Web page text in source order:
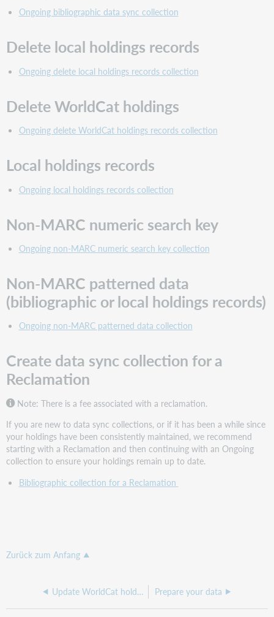
Ongoing bibliographic data sync collection
Delete local holdings records
Ongoing delete local holdings records collection
Delete WorldCat holdings
Ongoing delete WorldCat holdings records collection
Local holdings records
Ongoing local holdings records collection
Non-MARC numeric search key
Ongoing non-MARC numeric search key collection
Non-MARC patterned data
(bibliographic or local holdings records)
Ongoing non-MARC patterned data collection
Create data sync collection for a
Reclamation
Note: There is a fee associated with a reclamation.
If you are new to data sync collections, or if it has been a while since
your holdings have been consistently maintained, we recommend
starting with a Reclamation and then continuing with an Ongoing
collection to ensure your holdings remain up to date.
Bibliographic collection for a Reclamation
Zurück zum Anfang
Update WorldCat holdings Prepare your data